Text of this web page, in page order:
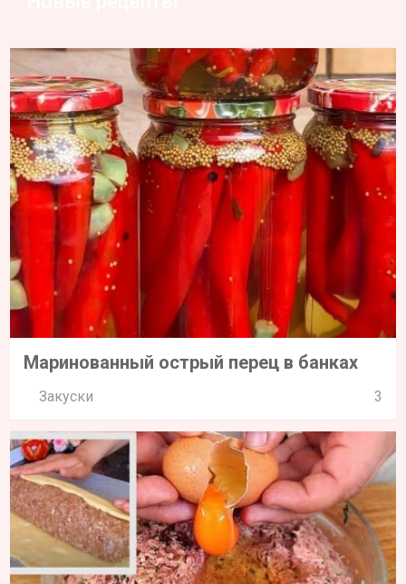
Маринованный острый перец в банках
Закуски 3